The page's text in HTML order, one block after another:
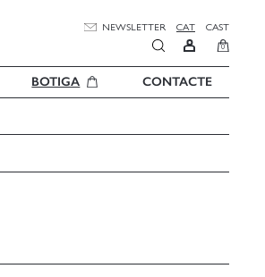
NEWSLETTER CAT CAST
0
BOTIGA CONTACTE